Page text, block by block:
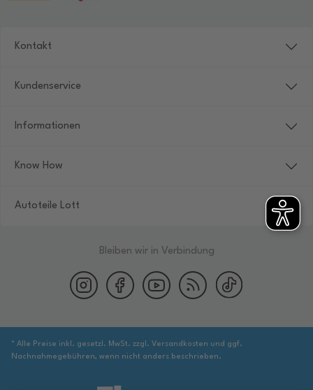
Kontakt
Kundenservice
Informationen
Know How
Autoteile Lott
Bleiben wir in Verbindung
* Alle Preise inkl. gesetzl. MwSt. zzgl. Versandkosten und ggf.
Nachnahmegebühren, wenn nicht anders beschrieben.